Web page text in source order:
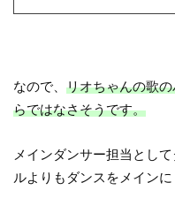
なので、リオちゃんの歌
らではなさそうです。
メインダンサー担当とし
ルよりもダンスをメインに